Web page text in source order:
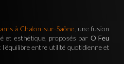
à Chalon-sur-Saône , une fusion
et esthétique, proposés par O Feu
l'équilibre entre utilité quotidienne et